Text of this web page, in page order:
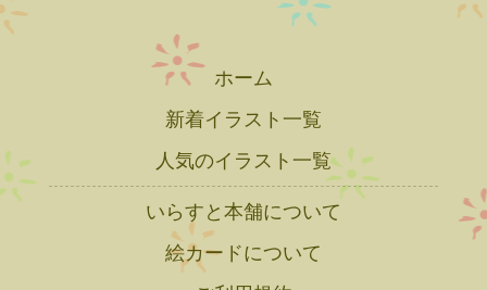
ホーム
新着イラスト一覧
人気のイラスト一覧
いらすと本舗について
絵カードについて